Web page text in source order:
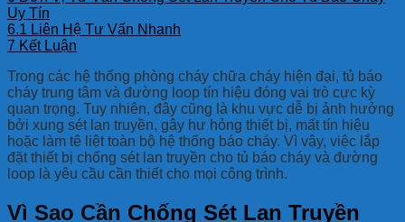
Uy Tín
6.1 Liên Hệ Tư Vấn Nhanh
7 Kết Luận
Trong các hệ thống phòng cháy chữa cháy hiện đại, tủ báo
cháy trung tâm và đường loop tín hiệu đóng vai trò cực kỳ
quan trọng. Tuy nhiên, đây cũng là khu vực dễ bị ảnh hưởng
bởi xung sét lan truyền, gây hư hỏng thiết bị, mất tín hiệu
hoặc làm tê liệt toàn bộ hệ thống báo cháy. Vì vậy, việc lắp
đặt thiết bị chống sét lan truyền cho tủ báo cháy và đường
loop là yêu cầu cần thiết cho mọi công trình.
Vì Sao Cần Chống Sét Lan Truyền